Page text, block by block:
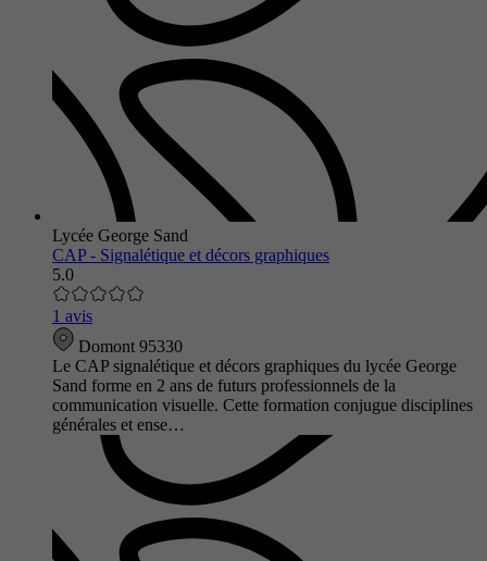
Lycée George Sand
CAP - Signalétique et décors graphiques
5.0
1 avis
Domont 95330
Le CAP signalétique et décors graphiques du lycée George
Sand forme en 2 ans de futurs professionnels de la
communication visuelle. Cette formation conjugue disciplines
générales et ense…